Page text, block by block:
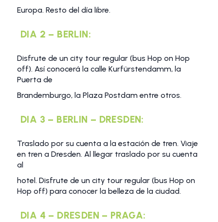
Europa. Resto del día libre.
DIA 2 – BERLIN:
Disfrute de un city tour regular (bus Hop on Hop
off). Así conocerá la calle Kurfürstendamm, la
Puerta de
Brandemburgo, la Plaza Postdam entre otros.
DIA 3 – BERLIN – DRESDEN:
Traslado por su cuenta a la estación de tren. Viaje
en tren a Dresden. Al llegar traslado por su cuenta
al
hotel. Disfrute de un city tour regular (bus Hop on
Hop off) para conocer la belleza de la ciudad.
DIA 4 – DRESDEN – PRAGA: